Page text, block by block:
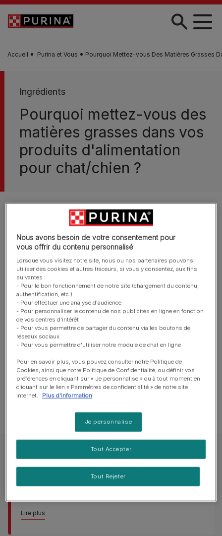
Skip to main content
Accueil Purina et Vous Pourquoi Mettez-vous Des Matières Grasses
Ingrédients
Pourquoi mettez-vous des
matières grasses dans vos
produits d'alimentation
pour chat/chien ?
"Les matières grasses constituent, avec les céréales,
une des sources essentielles d’apport énergétique
nécessaire à l’alimentation des animaux de compagnie.
Les matières grasses sont une source majeure d’énergie
et maintiennent la peau, le poil, etc., en bonne santé.
Certaines matières grasses contribuent également au
développement sain du cerveau et de la vue chez les
chiots et les chatons."
Autres questions
Ingrédients
À quoi servent les colorants dans les
Lire plus
Nous avons besoin de votre consentement pour
vous offrir du contenu personnalisé
Lorsque vous visitez notre site, nous ou nos partenaires pouvons
utiliser des cookies et autres traceurs, si vous y consentez, aux fins
suivantes :
- Pour le bon fonctionnement de notre site (chargement du contenu,
authentification, etc.)
- Pour effectuer une analyse d'audience
- Pour personnaliser le contenu de nos publicités en ligne en fonction
de vos centres d'intérêt
- Pour vous permettre de partager du contenu via les boutons de
réseaux sociaux
- Pour vous permettre d'utiliser notre module de chat en ligne
Pour en savoir plus, vous pouvez consulter notre Politique de
Cookies, ainsi que notre Politique de Confidentialité, ou définir vos
préférences en cliquant sur « Je personnalise » ou à tout moment en
cliquant sur le lien « Paramètres de confidentialité » de notre site
internet.
Plus d'information
Je personnalise
Tout Rejeter
Tout Accepter